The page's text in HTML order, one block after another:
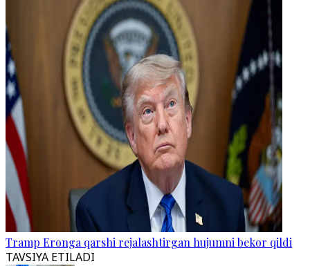
Tramp Eronga qarshi rejalashtirgan hujumni bekor qildi
TAVSIYA ETILADI